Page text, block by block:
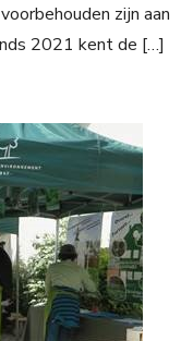
zijn aan
2021 kent de […]